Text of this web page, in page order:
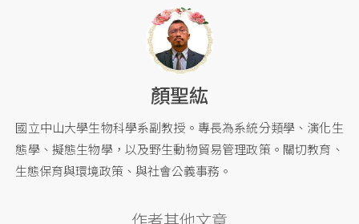
顏聖紘
國立中山大學生物科學系副教授。專長為系統分類學、演化生
態學、擬態生物學，以及野生動物貿易管理政策。關切教育、
生態保育與環境政策、與社會公義事務。